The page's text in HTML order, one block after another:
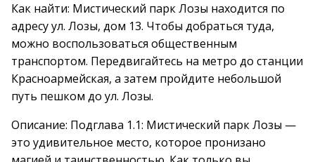
Как найти: Мистический парк Лозы находится по
адресу ул. Лозы, дом 13. Чтобы добраться туда,
можно воспользоваться общественным
транспортом. Передвигайтесь на метро до станции
Красноармейская, а затем пройдите небольшой
путь пешком до ул. Лозы.
Описание: Подглава 1.1: Мистический парк Лозы —
это удивительное место, которое пронизано